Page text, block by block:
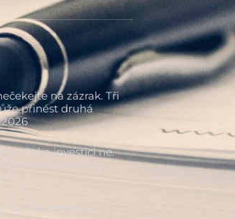
na zázrak. Tři
přinést druhá
Jako investici ne.
kartami se
jako základ